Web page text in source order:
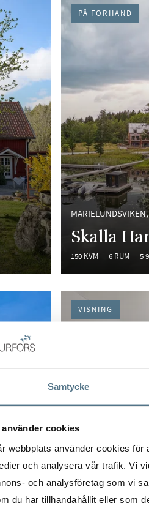
Samtycke
använder cookies
webbplats använder cookies för
och analysera vår trafik. Vi
och analysföretag som vi
du har tillhandahållit eller som
Skalla
150 KVM 6 RUM 5
PÅ FÖRHAND
VISNING